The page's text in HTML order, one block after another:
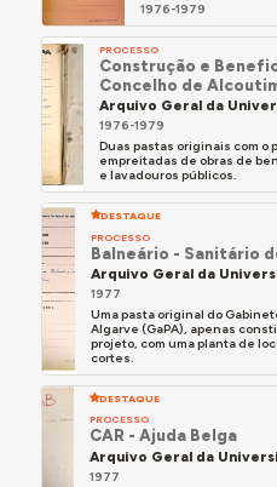
1976-1979
PROCESSO
Construção e
Concelho de
Arquivo Geral da
1976-1979
Duas pastas originais com o
empreitadas de obras de
e lavadouros públicos.
DESTAQUE
PROCESSO
Balneário - Sanitário
Arquivo Geral da
1977
Uma pasta original do
Algarve (GaPA), apenas
projeto, com uma planta de
cortes.
DESTAQUE
PROCESSO
CAR - Ajuda Belga
Arquivo Geral da
1977